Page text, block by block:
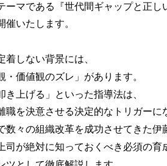
マである『世代間ギャップと正し
いたします。
しない背景には、
・価値観のズレ」があります。
上げる」といった指導法は、
を決意させる決定的なトリガーに
々の組織改革を成功させてきた伊
司が絶対に知っておくべき必須の育